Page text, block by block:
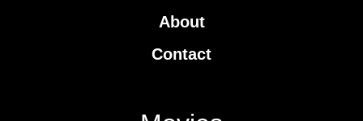
About
Contact